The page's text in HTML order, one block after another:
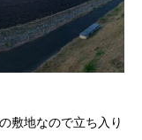
敷地なので立ち入り